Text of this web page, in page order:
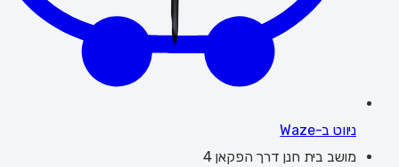
ניווט ב-Waze
מושב בית חנן דרך הפקאן 4